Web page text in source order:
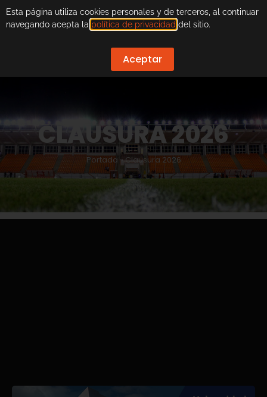
CLAUSURA 2026
Portada »Clausura 2026
Esta página utiliza cookies personales y de terceros, al continuar
navegando acepta la política de privacidad del sitio.
Aceptar